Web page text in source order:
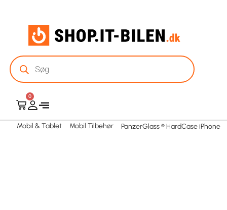
0
Mobil & Tablet Mobil Tilbehør PanzerGlass ® HardCase iPhone